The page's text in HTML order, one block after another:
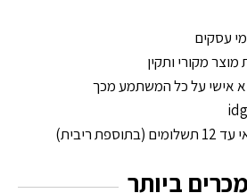
מקורי ותקין
אישי על כל המשתמע מכך
ריבית)
ביותר